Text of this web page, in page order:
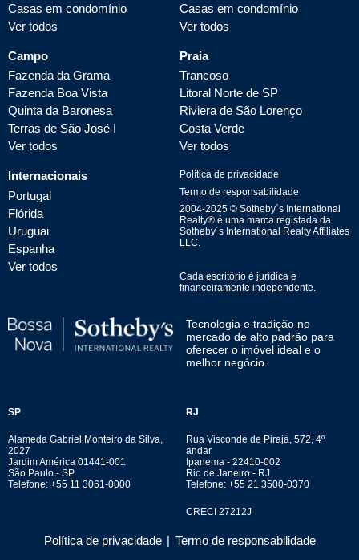
Casas em condomínio
Ver todos
Casas em condomínio
Ver todos
Campo
Fazenda da Grama
Fazenda Boa Vista
Quinta da Baronesa
Terras de São José I
Ver todos
Praia
Trancoso
Litoral Norte de SP
Riviera de São Lorenço
Costa Verde
Ver todos
Internacionais
Portugal
Flórida
Uruguai
Espanha
Ver todos
Política de privacidade
Termo de responsabilidade
2004-2025 © Sotheby´s International
Realty® é uma marca registada da
Sotheby´s International Realty Affiliates
LLC.
Cada escritório é jurídica e
financeiramente independente.
Tecnologia e tradição no
mercado de alto padrão para
oferecer o imóvel ideal e o
melhor negócio.
SP
Alameda Gabriel Monteiro da Silva,
2027
Jardim América 01441-001
São Paulo - SP
Telefone: +55 11 3061-0000
RJ
Rua Visconde de Pirajá, 572, 4º
andar
Ipanema - 22410-002
Rio de Janeiro - RJ
Telefone: +55 21 3500-0370
CRECI 27212J
Política de privacidade | Termo de responsabilidade